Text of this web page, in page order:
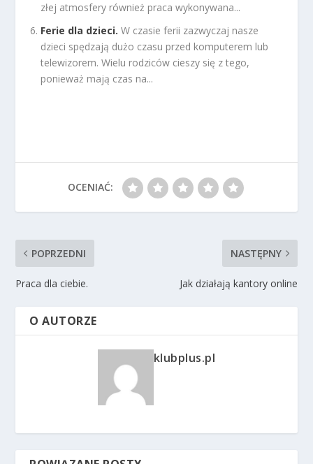
złej atmosfery również praca wykonywana...
Ferie dla dzieci. W czasie ferii zazwyczaj nasze
dzieci spędzają dużo czasu przed komputerem lub
telewizorem. Wielu rodziców cieszy się z tego,
ponieważ mają czas na...
OCENIAĆ:
POPRZEDNI
Praca dla ciebie.
NASTĘPNY
Jak działają kantory online
O AUTORZE
klubplus.pl